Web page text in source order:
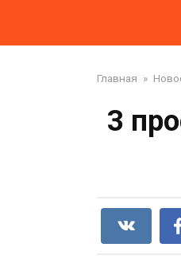
Главная »
3